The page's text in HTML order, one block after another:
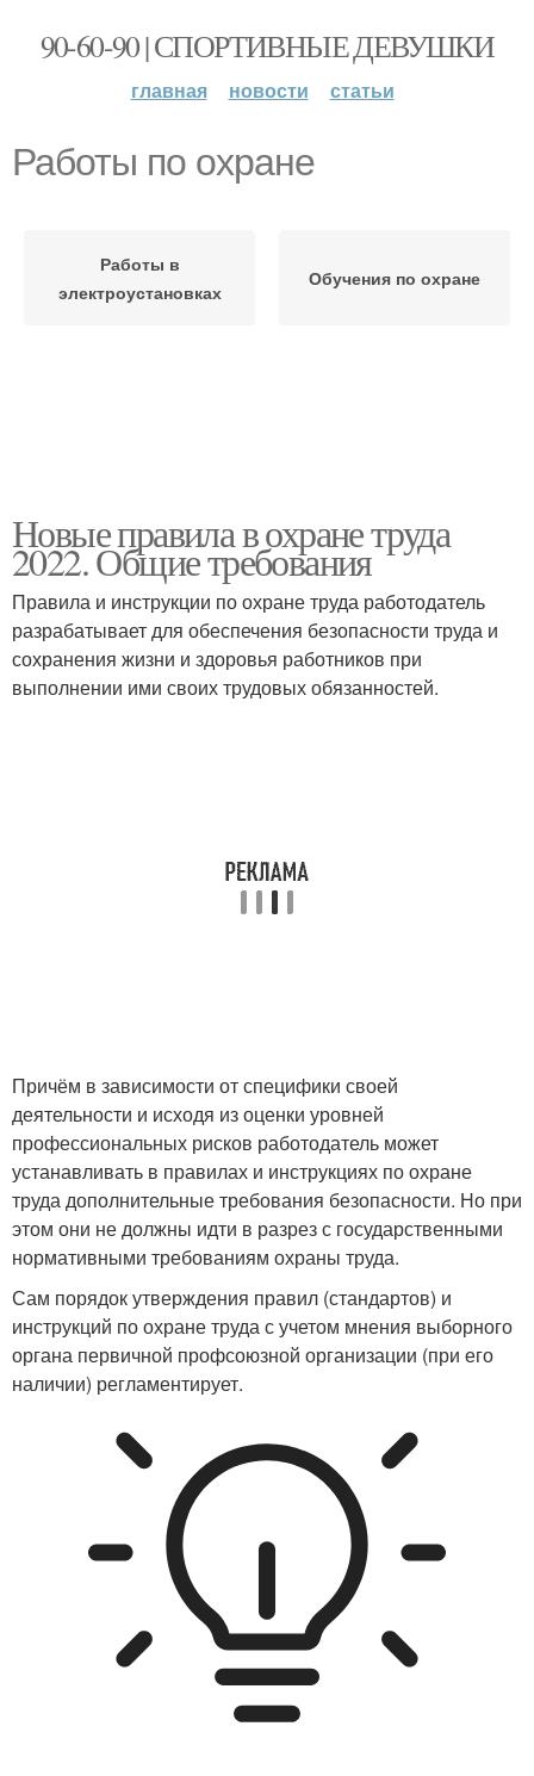
90-60-90 | СПОРТИВНЫЕ ДЕВУШКИ
главная новости статьи
Работы по охране
Работы в
электроустановках
Обучения по охране
Новые правила в охране труда
2022. Общие требования
Правила и инструкции по охране труда работодатель
разрабатывает для обеспечения безопасности труда и
сохранения жизни и здоровья работников при
выполнении ими своих трудовых обязанностей.
Причём в зависимости от специфики своей
деятельности и исходя из оценки уровней
профессиональных рисков работодатель может
устанавливать в правилах и инструкциях по охране
труда дополнительные требования безопасности. Но при
этом они не должны идти в разрез с государственными
нормативными требованиям охраны труда.
Сам порядок утверждения правил (стандартов) и
инструкций по охране труда с учетом мнения выборного
органа первичной профсоюзной организации (при его
наличии) регламентирует.